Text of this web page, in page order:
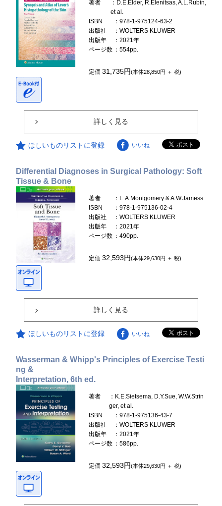
著者
：D.E.Elder, R.Elenitsas, A.L.Rubin,
et al.
ISBN
：978-1-975124-63-2
出版社
：WOLTERS KLUWER
出版年
：2021年
ページ数 ：554pp.
定価31,735円(本体28,850円 ＋ 税)
詳しく見る
ほしいものリストに登録 いいね
Differential Diagnoses in Surgical Pathology: Soft
Tissue & Bone
著者
：E.A.Montgomery & A.W.Jamess
ISBN
：978-1-975136-02-4
出版社
：WOLTERS KLUWER
出版年
：2021年
ページ数 ：490pp.
定価32,593円(本体29,630円 ＋ 税)
詳しく見る
ほしいものリストに登録 いいね
Wasserman & Whipp's Principles of Exercise Testi
ng &
Interpretation, 6th ed.
著者
：K.E.Sietsema, D.Y.Sue, W.W.Strin
ger, et al.
ISBN
：978-1-975136-43-7
出版社
：WOLTERS KLUWER
出版年
：2021年
ページ数 ：586pp.
定価32,593円(本体29,630円 ＋ 税)